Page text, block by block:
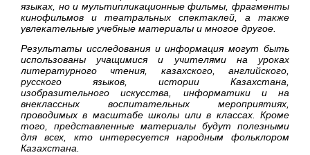
языках, но и мультипликационные фильмы, фрагменты
кинофильмов и театральных спектаклей, а также
увлекательные учебные материалы и многое другое.
Результаты исследования и информация могут быть
использованы учащимися и учителями на уроках
литературного чтения, казахского, английского,
русского языков, истории Казахстана,
изобразительного искусства, информатики и на
внеклассных воспитательных мероприятиях,
проводимых в масштабе школы или в классах. Кроме
того, представленные материалы будут полезными
для всех, кто интересуется народным фольклором
Казахстана.